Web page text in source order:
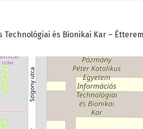
és Bionikai Kar –